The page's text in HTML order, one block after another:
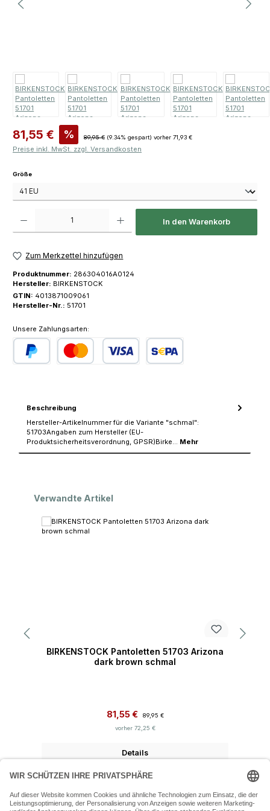
Verkaufspreis:
81,55 € % Regulärer Preis:
89,95 € (9.34% gespart) vorher 71,93 €
Preise inkl. MwSt. zzgl. Versandkosten
Größeauswählen
In den Warenkorb
Zum Merkzettel hinzufügen
Produktnummer: 286304016A0124
Hersteller: BIRKENSTOCK
GTIN: 4013871009061
Hersteller-Nr.: 51701
Unsere Zahlungsarten:
Beschreibung
Hersteller-Artikelnummer für die Variante "schmal":
51703Angaben zum Hersteller (EU-
Produktsicherheitsverordnung, GPSR)Birke… Mehr
Produktgalerie überspringen
Verwandte Artikel
BIRKENSTOCK Pantoletten 51703 Arizona
dark brown schmal
Verkaufspreis:
81,55 €
89,95 €
vorher 72,25 €
Details
07243 54050 (Mo-Fr: 9.30 - 18:30 Uhr Sa: 9:30 - 16 Uhr)